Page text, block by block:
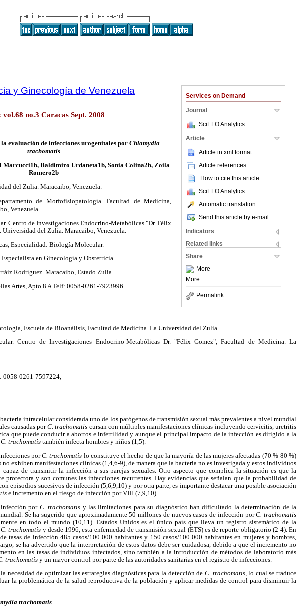
Services on Demand
Journal
SciELO Analytics
Article
Article in xml format
Article references
How to cite this article
SciELO Analytics
Automatic translation
Send this article by e-mail
Indicators
Related links
Share
More
More
Permalink
y Ginecología de Venezuela
vol.68 no.3 Caracas Sept. 2008
evaluación de infecciones urogenitales por Chlamydia
trachomatis
Marcucci1b, Baldimiro Urdaneta1b, Sonia Colina2b, Zoila
Romero2b
del Zulia. Maracaibo, Venezuela.
de Morfofisiopatología. Facultad de Medicina,
Venezuela.
Centro de Investigaciones Endocrino-Metabólicas "Dr. Félix
Universidad del Zulia. Maracaibo, Venezuela.
Especialidad: Biología Molecular.
en Ginecología y Obstetricia
Rodríguez. Maracaibo, Estado Zulia.
Artes, Apto 8 A Telf: 0058-0261-7923996.
Escuela de Bioanálisis, Facultad de Medicina. La Universidad del Zulia.
Centro de Investigaciones Endocrino-Metabólicas Dr. "Félix Gomez", Facultad de Medicina. La
0058-0261-7597224,
bacteria intracelular considerada uno de los patógenos de transmisión sexual más prevalentes a nivel mundial
causadas porC. trachomatis cursan con múltiples manifestaciones clínicas incluyendo cervicitis, uretritis
que puede conducir a abortos e infertilidad y aunque el principal impacto de la infección es dirigido a la
C. trachomatis también infecta hombres y niños (1,5).
porC. trachomatis lo constituye el hecho de que la mayoría de las mujeres afectadas (70 %-80 %)
no exhiben manifestaciones clínicas (1,4,6-9), de manera que la bacteria no es investigada y estos individuos
capaz de transmitir la infección a sus parejas sexuales. Otro aspecto que complica la situación es que la
protectora y son comunes las infecciones recurrentes. Hay evidencias que señalan que la probabilidad de
episodios sucesivos de infección (5,6,9,10) y por otra parte, es importante destacar una posible asociación
e incremento en el riesgo de infección por VIH (7,9,10).
infección por C. trachomatis y las limitaciones para su diagnóstico han dificultado la determinación de la
Se ha sugerido que aproximadamente 50 millones de nuevos casos de infección porC. trachomatis
en todo el mundo (10,11). Estados Unidos es el único país que lleva un registro sistemático de la
C. trachomatis y desde 1996, esta enfermedad de transmisión sexual (ETS) es de reporte obligatorio (2-4). En
tasas de infección 485 casos/100 000 habitantes y 150 casos/100 000 habitantes en mujeres y hombres,
se ha advertido que la interpretación de estos datos debe ser cuidadosa, debido a que el incremento no
en las tasas de individuos infectados, sino también a la introducción de métodos de laboratorio más
trachomatis y un mayor control por parte de las autoridades sanitarias en el registro de infecciones.
necesidad de optimizar las estrategias diagnósticas para la detección de C. trachomatis, lo cual se traduce
la problemática de la salud reproductiva de la población y aplicar medidas de control para disminuir la
trachomatis